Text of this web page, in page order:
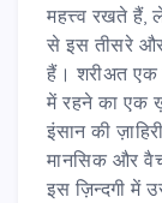
महत्त्व रखते हैं,
से इस तीसरे
हैं। शरीअत एक
में रहने का एक
इंसान की
मानसिक और
इस ज़िन्दगी में